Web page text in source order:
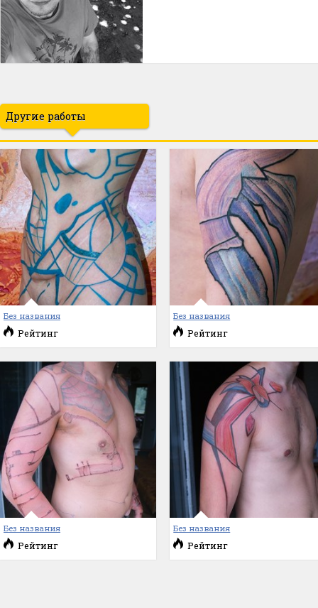
Другие работы
Без названия
Рейтинг
Без названия
Рейтинг
Без названия
Рейтинг
Без названия
Рейтинг